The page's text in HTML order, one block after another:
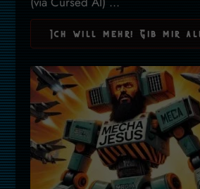
Ich will mehr! Gib mir